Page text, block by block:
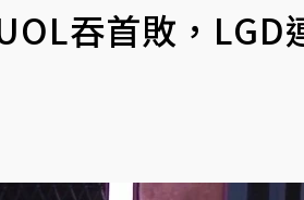
吞首敗，LGD